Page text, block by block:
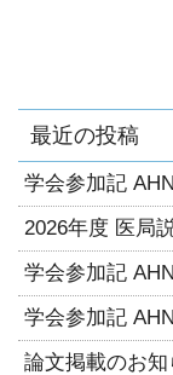
最近の投稿
学会参加記
2026年度 医局
学会参加記
学会参加記
論文掲載のお